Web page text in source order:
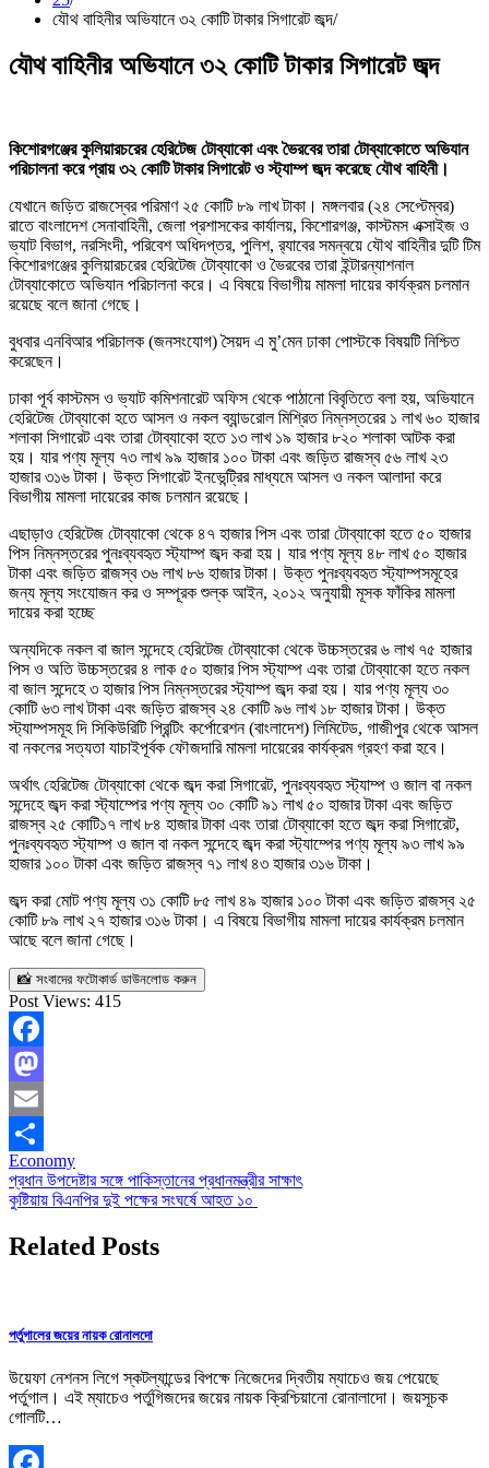
যৌথ বাহিনীর অভিযানে ৩২ কোটি টাকার সিগারেট জব্দ
যৌথ বাহিনীর অভিযানে ৩২ কোটি টাকার সিগারেট জব্দ
কিশোরগঞ্জের কুলিয়ারচরের হেরিটেজ টোব্যাকো এবং ভৈরবের তারা টোব্যাকোতে অভিযান
পরিচালনা করে প্রায় ৩২ কোটি টাকার সিগারেট ও স্ট্যাম্প জব্দ করেছে যৌথ বাহিনী।
যেখানে জড়িত রাজস্বের পরিমাণ ২৫ কোটি ৮৯ লাখ টাকা। মঙ্গলবার (২৪ সেপ্টেম্বর)
রাতে বাংলাদেশ সেনাবাহিনী, জেলা প্রশাসকের কার্যালয়, কিশোরগঞ্জ, কাস্টমস এক্সাইজ ও
ভ্যাট বিভাগ, নরসিংদী, পরিবেশ অধিদপ্তর, পুলিশ, র‍্যাবের সমন্বয়ে যৌথ বাহিনীর দুটি টিম
কিশোরগঞ্জের কুলিয়ারচরের হেরিটেজ টোব্যাকো ও ভৈরবের তারা ইন্টারন্যাশনাল
টোব্যাকোতে অভিযান পরিচালনা করে। এ বিষয়ে বিভাগীয় মামলা দায়ের কার্যক্রম চলমান
রয়েছে বলে জানা গেছে।
বুধবার এনবিআর পরিচালক (জনসংযোগ) সৈয়দ এ মু’মেন ঢাকা পোস্টকে বিষয়টি নিশ্চিত
করেছেন।
ঢাকা পূর্ব কাস্টমস ও ভ্যাট কমিশনারেট অফিস থেকে পাঠানো বিবৃতিতে বলা হয়, অভিযানে
হেরিটেজ টোব্যাকো হতে আসল ও নকল ব্যান্ডরোল মিশ্রিত নিম্নস্তরের ১ লাখ ৬০ হাজার
শলাকা সিগারেট এবং তারা টোব্যাকো হতে ১৩ লাখ ১৯ হাজার ৮২০ শলাকা আটক করা
হয়। যার পণ্য মূল্য ৭৩ লাখ ৯৯ হাজার ১০০ টাকা এবং জড়িত রাজস্ব ৫৬ লাখ ২৩
হাজার ৩১৬ টাকা। উক্ত সিগারেট ইনভেন্ট্রির মাধ্যমে আসল ও নকল আলাদা করে
বিভাগীয় মামলা দায়েরের কাজ চলমান রয়েছে।
এছাড়াও হেরিটেজ টোব্যাকো থেকে ৪৭ হাজার পিস এবং তারা টোব্যাকো হতে ৫০ হাজার
পিস নিম্নস্তরের পুনঃব্যবহৃত স্ট্যাম্প জব্দ করা হয়। যার পণ্য মূল্য ৪৮ লাখ ৫০ হাজার
টাকা এবং জড়িত রাজস্ব ৩৬ লাখ ৮৬ হাজার টাকা। উক্ত পুনঃব্যবহৃত স্ট্যাম্পসমূহের
জন্য মূল্য সংযোজন কর ও সম্পূরক শুল্ক আইন, ২০১২ অনুযায়ী মূসক ফাঁকির মামলা
দায়ের করা হচ্ছে
অন্যদিকে নকল বা জাল সন্দেহে হেরিটেজ টোব্যাকো থেকে উচ্চস্তরের ৬ লাখ ৭৫ হাজার
পিস ও অতি উচ্চস্তরের ৪ লাক ৫০ হাজার পিস স্ট্যাম্প এবং তারা টোব্যাকো হতে নকল
বা জাল সন্দেহে ৩ হাজার পিস নিম্নস্তরের স্ট্যাম্প জব্দ করা হয়। যার পণ্য মূল্য ৩০
কোটি ৬৩ লাখ টাকা এবং জড়িত রাজস্ব ২৪ কোটি ৯৬ লাখ ১৮ হাজার টাকা। উক্ত
স্ট্যাম্পসমূহ দি সিকিউরিটি প্রিন্টিং কর্পোরেশন (বাংলাদেশ) লিমিটেড, গাজীপুর থেকে আসল
বা নকলের সত্যতা যাচাইপূর্বক ফৌজদারি মামলা দায়েরের কার্যক্রম গ্রহণ করা হবে।
অর্থাৎ হেরিটেজ টোব্যাকো থেকে জব্দ করা সিগারেট, পুনঃব্যবহৃত স্ট্যাম্প ও জাল বা নকল
সন্দেহে জব্দ করা স্ট্যাম্পের পণ্য মূল্য ৩০ কোটি ৯১ লাখ ৫০ হাজার টাকা এবং জড়িত
রাজস্ব ২৫ কোটি১৭ লাখ ৮৪ হাজার টাকা এবং তারা টোব্যাকো হতে জব্দ করা সিগারেট,
পুনঃব্যবহৃত স্ট্যাম্প ও জাল বা নকল সন্দেহে জব্দ করা স্ট্যাম্পের পণ্য মূল্য ৯৩ লাখ ৯৯
হাজার ১০০ টাকা এবং জড়িত রাজস্ব ৭১ লাখ ৪৩ হাজার ৩১৬ টাকা।
জব্দ করা মোট পণ্য মূল্য ৩১ কোটি ৮৫ লাখ ৪৯ হাজার ১০০ টাকা এবং জড়িত রাজস্ব ২৫
কোটি ৮৯ লাখ ২৭ হাজার ৩১৬ টাকা। এ বিষয়ে বিভাগীয় মামলা দায়ের কার্যক্রম চলমান
আছে বলে জানা গেছে।
📸 সংবাদের ফটোকার্ড ডাউনলোড করুন
Post Views: 415
Facebook
Mastodon
Email
Share
Economy
Post
navigation
প্রধান উপদেষ্টার সঙ্গে পাকিস্তানের প্রধানমন্ত্রীর সাক্ষাৎ
কুষ্টিয়ায় বিএনপির দুই পক্ষের সংঘর্ষে আহত ১০
Related Posts
পর্তুগালের জয়ের নায়ক রোনালদো
উয়েফা নেশনস লিগে স্কটল্যান্ডের বিপক্ষে নিজেদের দ্বিতীয় ম্যাচেও জয় পেয়েছে
পর্তুগাল। এই ম্যাচেও পর্তুগিজদের জয়ের নায়ক ক্রিশ্চিয়ানো রোনালাদো। জয়সূচক
গোলটি…